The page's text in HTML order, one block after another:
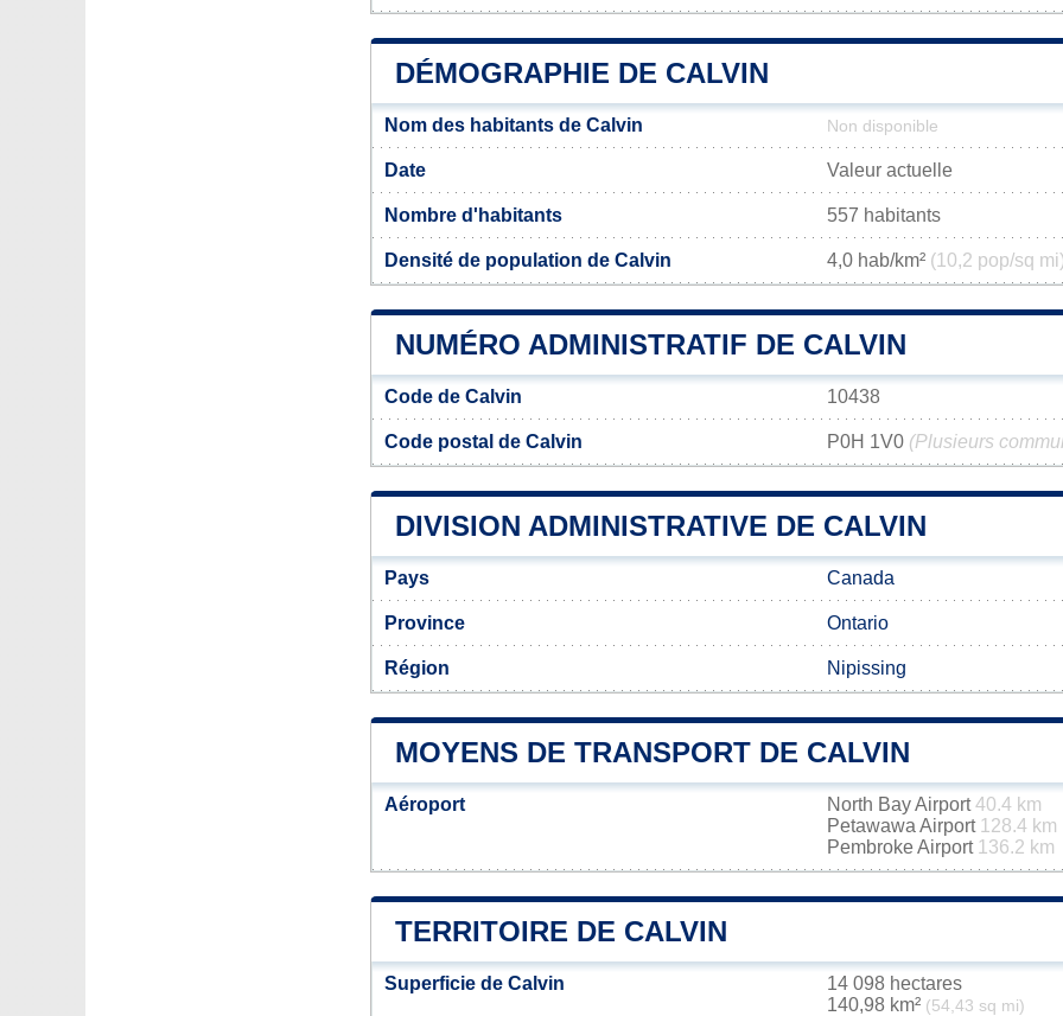
DÉMOGRAPHIE DE CALVIN
Nom des habitants de Calvin Non disponible
Date Valeur actuelle
Nombre d'habitants 557 habitants
Densité de population de Calvin 4,0 hab/km² (10,2 pop/sq
NUMÉRO ADMINISTRATIF DE CALVIN
Code de Calvin 10438
Code postal de Calvin P0H 1V0 (Plusieurs
DIVISION ADMINISTRATIVE DE CALVIN
Pays Canada
Province Ontario
Région Nipissing
MOYENS DE TRANSPORT DE CALVIN
Aéroport North Bay Airport40.4 km
Petawawa Airport 128.4 km
Pembroke Airport 136.2 km
TERRITOIRE DE CALVIN
Superficie de Calvin
14 098 hectares
140,98 km² (54,43 sq mi)